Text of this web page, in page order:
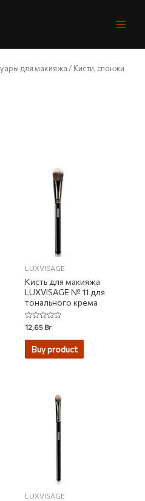
для макияжа / Кисти, спонжи
LUXVISAGE
Кисть для макияжа
LUXVISAGE № 11 для
тонального крема
Rated
0
out
12,65Br
Buy product
LUXVISAGE